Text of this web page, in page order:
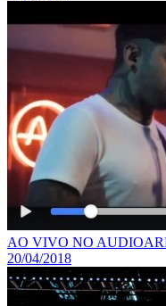
AO VIVO NO
20/04/2018